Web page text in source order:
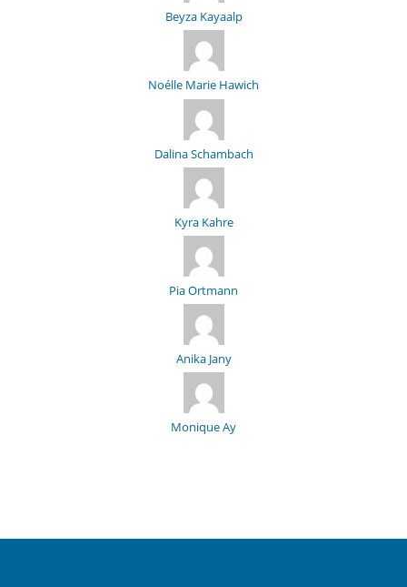
Beyza Kayaalp
Noélle Marie Hawich
Dalina Schambach
Kyra Kahre
Pia Ortmann
Anika Jany
Monique Ay